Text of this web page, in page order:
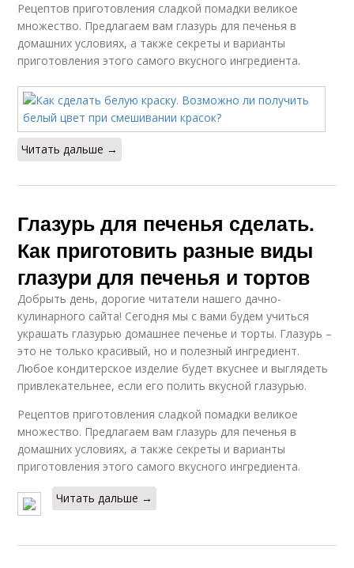
Рецептов приготовления сладкой помадки великое
множество. Предлагаем вам глазурь для печенья в
домашних условиях, а также секреты и варианты
приготовления этого самого вкусного ингредиента.
Читать дальше →
Глазурь для печенья сделать.
Как приготовить разные виды
глазури для печенья и тортов
Добрыть день, дорогие читатели нашего дачно-
кулинарного сайта! Сегодня мы с вами будем учиться
украшать глазурью домашнее печенье и торты. Глазурь –
это не только красивый, но и полезный ингредиент.
Любое кондитерское изделие будет вкуснее и выглядеть
привлекательнее, если его полить вкусной глазурью.
Рецептов приготовления сладкой помадки великое
множество. Предлагаем вам глазурь для печенья в
домашних условиях, а также секреты и варианты
приготовления этого самого вкусного ингредиента.
Читать дальше →